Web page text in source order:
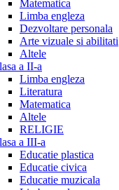
Matematica
Limba engleza
Dezvoltare personala
Arte vizuale si abilitati
Altele
a II-a
Limba engleza
Literatura
Matematica
Altele
RELIGIE
a III-a
Educatie plastica
Educatie civica
Educatie muzicala